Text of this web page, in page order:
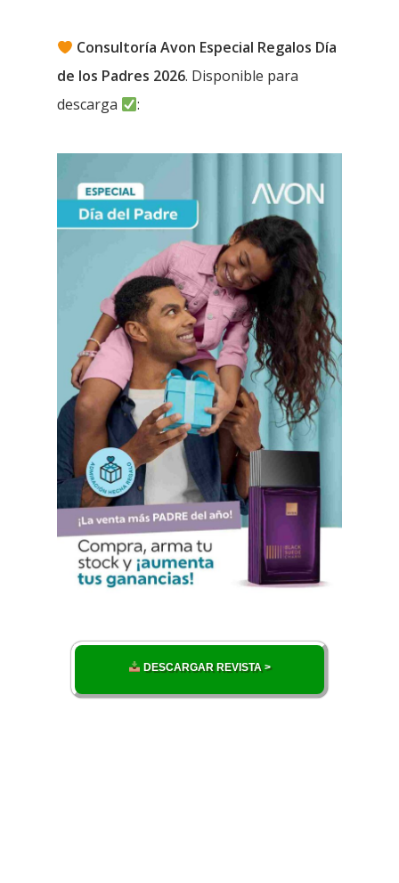
Consultoría Avon Especial Regalos Día
de los Padres 2026. Disponible para
descarga
:
DESCARGAR REVISTA >